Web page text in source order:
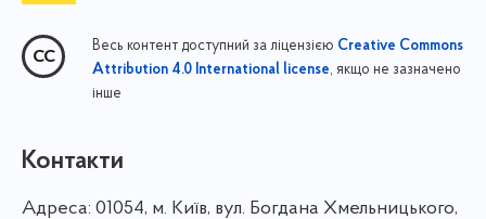
Весь контент доступний за ліцензією Creative Commons
Attribution 4.0 International license, якщо не зазначено
інше
Контакти
Адреса: 01054, м. Київ, вул. Богдана Хмельницького,